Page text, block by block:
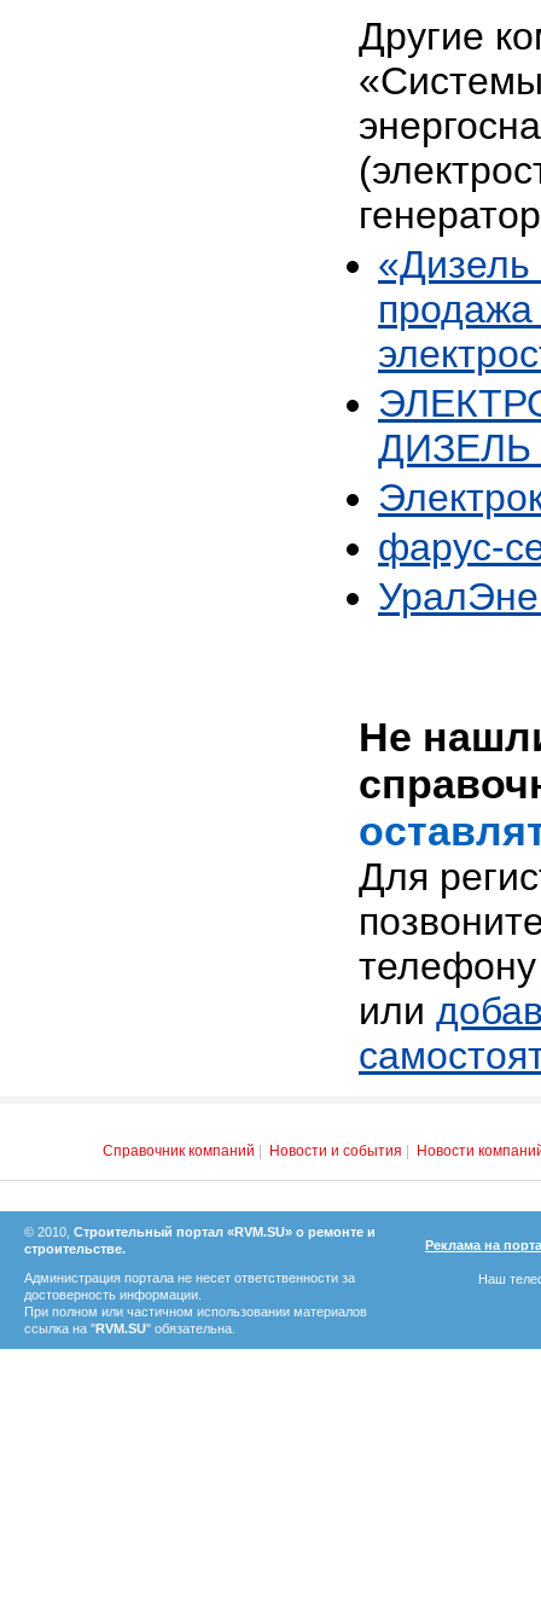
Другие
продажа
фарус-
Не
Для
или
Справочник компаний Новости и события Новости
© 2010, Строительный портал «RVM.SU» о ремонте и
строительстве.
Администрация портала не несет ответственности за
достоверность информации.
При полном или частичном использовании материалов
ссылка на "RVM.SU" обязательна.
Реклама на
Наш